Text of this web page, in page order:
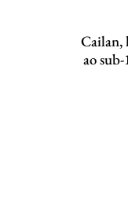
Cailan,
ao